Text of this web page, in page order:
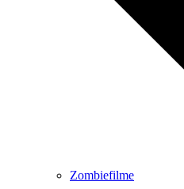
Zombiefilme